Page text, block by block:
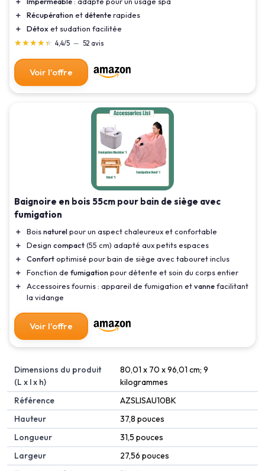
＋
Récupérationetdétenterapides
＋
Détox et sudation facilitée
★★★★★
★★★★★ 4,4/5 — 52 avis
Voir l'offre
Baignoire en bois 55cm pour bain de siège avec
fumigation
＋ Boisnaturelpour un aspect chaleureux et confortable
＋
Design compact(55 cm) adapté aux petits espaces
＋
Confortoptimisé pour bain de siège avec tabouret inclus
＋
Fonction de fumigationpour détente et soin du corps entier
＋
Accessoires fournis : appareil de fumigation etvannefacilitant
la vidange
Voir l'offre
Dimensions du produit
(L x l x h)
‎80,01 x 70 x 96,01 cm; 9
kilogrammes
Référence
‎AZSLISAU10BK
Hauteur
‎37,8 pouces
Longueur
‎31,5 pouces
Largeur
‎27,56 pouces